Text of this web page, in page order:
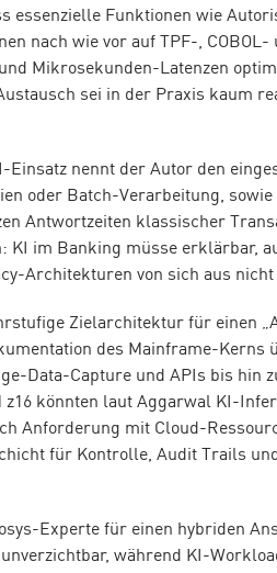
essenzielle Funktionen wie
nach wie vor auf TPF-,
Mikrosekunden-Latenzen
sei in der Praxis kaum
Einsatz nennt der Autor den
oder Batch-Verarbeitung,
Antwortzeiten klassischer
KI im Banking müsse erklärbar,
Architekturen von sich aus
Zielarchitektur für einen
des Mainframe-Kerns
Data-Capture und APIs bis hin
z16 könnten laut Aggarwal KI-
Anforderung mit Cloud-
für Kontrolle, Audit Trails
Experte für einen hybriden
während KI-